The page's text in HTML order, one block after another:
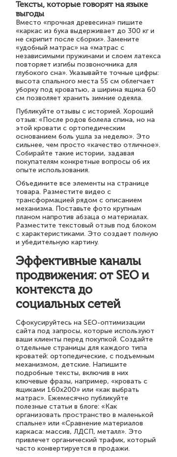
Тексты, которые говорят на языке
выгоды
Вместо «прочная древесина» пишите
«каркас из бука выдерживает до 300 кг и
не скрипит после сборки». Замените
«удобный матрас» на «матрас с
независимыми пружинами и слоем латекса
повторяет изгибы позвоночника для
глубокого сна». Указывайте точные цифры:
высота спального места 55 см облегчает
уборку под кроватью, а ширина ящика 60
см позволяет хранить зимние одеяла.
Публикуйте отзывы с историей. Хороший
отзыв: «После родов болела спина, но на
этой кровати с ортопедическим
основанием боль ушла за неделю». Это
сильнее, чем просто «качество отличное».
Собирайте такие истории, задавая
покупателям конкретные вопросы об их
опыте использования.
Объедините все элементы на странице
товара. Разместите видео с
трансформацией рядом с описанием
механизма. Поставьте фото крупным
планом напротив абзаца о материалах.
Разместите текстовый отзыв под блоком
с характеристиками. Это создает полную
и убедительную картину.
Эффективные каналы
продвижения: от SEO и
контекста до
социальных сетей
Сфокусируйтесь на SEO-оптимизации
сайта под запросы, которые используют
ваши клиенты перед покупкой. Создайте
отдельные страницы для каждого типа
кроватей: ортопедические, с подъемным
механизмом, детские. Напишите
подробные тексты, включив в них
ключевые фразы, например, «кровать с
ящиками 160х200» или «как выбрать
матрас». Ежемесячно публикуйте
полезные статьи в блоге: «Как
организовать пространство в маленькой
спальне» или «Сравнение материалов
каркаса: массив, ЛДСП, металл». Это
привлечет органический трафик, который
часто конвертируется в продажи.